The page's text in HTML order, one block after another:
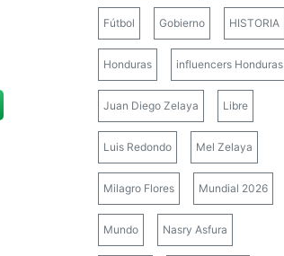
Fútbol Gobierno HISTORIA
Honduras influencers Honduras
Juan Diego Zelaya Libre
Luis Redondo Mel Zelaya
Milagro Flores Mundial 2026
Mundo Nasry Asfura